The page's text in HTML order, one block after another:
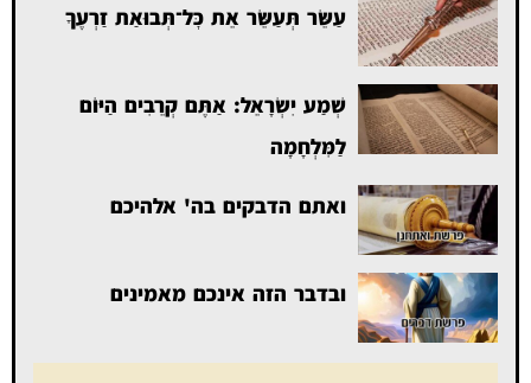
עַשֵּׂר תְּעַשֵּׂר אֵת כׇּל־תְּבוּאַת זַרְעֶךָ
שְׁמַע יִשְׂרָאֵל: אַתֶּם קְרֵבִים הַיּוֹם
לַמִּלְחָמָה
ואתם הדבקים בה' אלהיכם
ובדבר הזה אינכם מאמינים